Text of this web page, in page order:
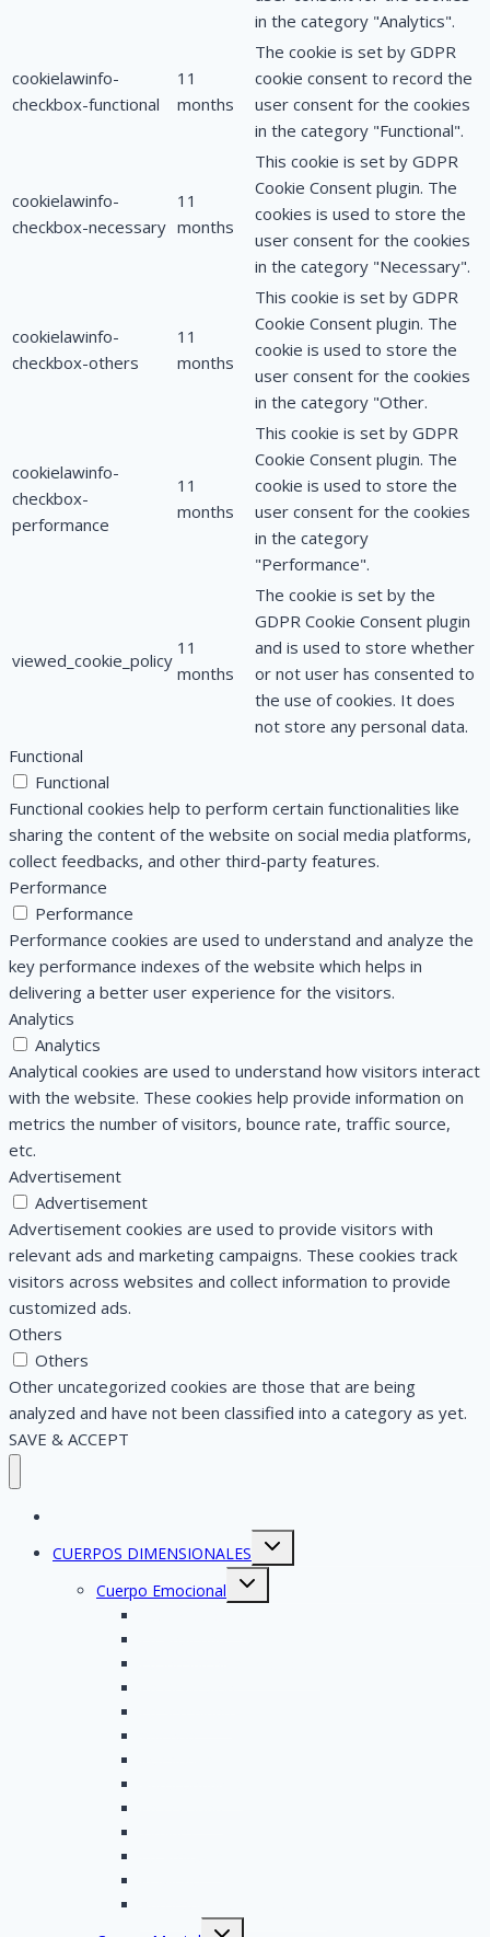
in the category "Analytics".
cookielawinfo-
checkbox-functional
11
months
The cookie is set by GDPR
cookie consent to record the
user consent for the cookies
in the category "Functional".
cookielawinfo-
checkbox-necessary
11
months
This cookie is set by GDPR
Cookie Consent plugin. The
cookies is used to store the
user consent for the cookies
in the category "Necessary".
cookielawinfo-
checkbox-others
11
months
This cookie is set by GDPR
Cookie Consent plugin. The
cookie is used to store the
user consent for the cookies
in the category "Other.
cookielawinfo-
checkbox-
performance
11
months
This cookie is set by GDPR
Cookie Consent plugin. The
cookie is used to store the
user consent for the cookies
in the category
"Performance".
viewed_cookie_policy
11
months
The cookie is set by the
GDPR Cookie Consent plugin
and is used to store whether
or not user has consented to
the use of cookies. It does
not store any personal data.
Functional
Functional
Functional cookies help to perform certain functionalities like
sharing the content of the website on social media platforms,
collect feedbacks, and other third-party features.
Performance
Performance
Performance cookies are used to understand and analyze the
key performance indexes of the website which helps in
delivering a better user experience for the visitors.
Analytics
Analytics
Analytical cookies are used to understand how visitors interact
with the website. These cookies help provide information on
metrics the number of visitors, bounce rate, traffic source,
etc.
Advertisement
Advertisement
Advertisement cookies are used to provide visitors with
relevant ads and marketing campaigns. These cookies track
visitors across websites and collect information to provide
customized ads.
Others
Others
Other uncategorized cookies are those that are being
analyzed and have not been classified into a category as yet.
SAVE & ACCEPT
CUERPOS DIMENSIONALES
Toggle
menu
Cuerpo Emocional
Toggle
Toggle